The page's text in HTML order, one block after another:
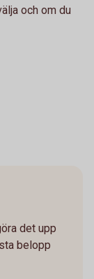
och om du
det upp
belopp